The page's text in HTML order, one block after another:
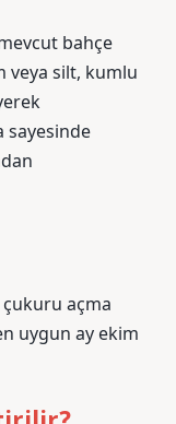
bahçe
veya silt, kumlu
sayesinde
açma
uygun ay ekim